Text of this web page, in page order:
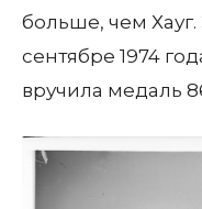
больше, чем
сентябре 1974
вручила медаль